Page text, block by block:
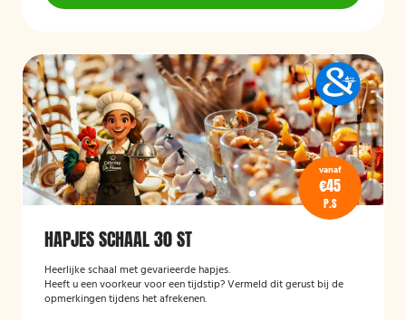
vanaf
€45
P.S
HAPJES SCHAAL 30 ST
Heerlijke schaal met gevarieerde hapjes.
Heeft u een voorkeur voor een tijdstip? Vermeld dit gerust bij de
opmerkingen tijdens het afrekenen.